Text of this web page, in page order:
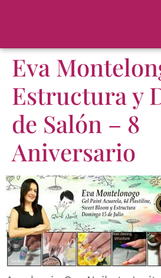
Eva
Estructura y
de Salón – 8
Aniversario